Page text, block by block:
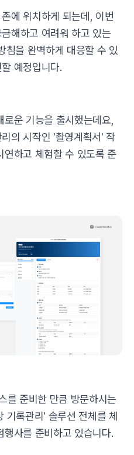
에 위치하게 되는데, 이번
해하고 여려워 하고 있는
침을 완벽하게 대응할 수 있
예정입니다.
운 기능을 출시했는데요,
의 시작인 '촬영계획서' 작
하고 체험할 수 있도록 준
를 준비한 만큼 방문하시는
기록관리' 솔루션 전체를 체
사를 준비하고 있습니다.